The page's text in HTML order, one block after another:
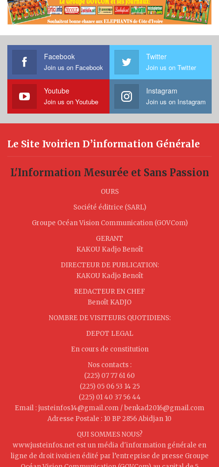
Facebook
Join us on Facebook
Twitter
Join us on Twitter
Youtube
Join us on Youtube
Instagram
Join us on Instagram
Le Site Ivoirien D’information Générale
L'Information Mesurée et Sans Passion
OURS
Société éditrice (SARL)
Groupe Océan Vision Communication (GOVCom)
GERANT
KAKOU Kadjo Benoît
DIRECTEUR DE PUBLICATION:
KAKOU Kadjo Benoît
REDACTEUR EN CHEF
Benoît KADJO
NOMBRE DE VISITEURS QUOTIDIENS:
DEPOT LEGAL
En cours de constitution
Nos contacts :
(225) 07 77 61 60
(225) 05 06 53 14 25
(225) 01 40 37 56 44
Email : justeinfos14@gmail.com / benkad2016@gmail.com
Adresse Postale : 10 BP 2856 Abidjan 10
QUI SOMMES NOUS?
www.justeinfos.net est un média d'information générale en
ligne de droit ivoirien édité par l’entreprise de presse Groupe